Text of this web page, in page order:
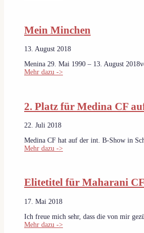
Mein Minchen
13. August 2018
Menina 29. Mai 1990 – 13. August
Mehr dazu ->
2. Platz für Medina CF
22. Juli 2018
Medina CF hat auf der int. B-Show in
Mehr dazu ->
Elitetitel für Maharani CF
17. Mai 2018
Ich freue mich sehr, dass die von mir
Mehr dazu ->